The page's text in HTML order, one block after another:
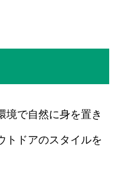
境で自然に身を置き
トドアのスタイルを